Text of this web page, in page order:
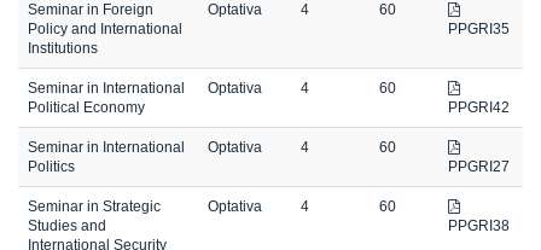
Seminar in Foreign
Policy and International
Institutions
Optativa 4
60
PPGRI35
Seminar in International
Political Economy
Optativa 4
60
PPGRI42
Seminar in International
Politics
Optativa 4
60
PPGRI27
Seminar in Strategic
Studies and
International Security
Optativa 4
60
PPGRI38